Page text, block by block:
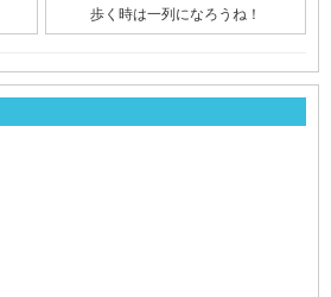
歩く時は一列になろうね！